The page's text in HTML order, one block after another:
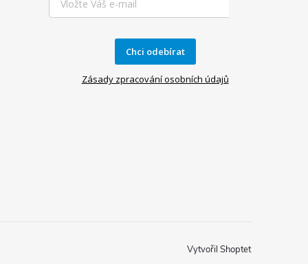
Chci odebírat
Zásady zpracování osobních údajů
Vytvořil Shoptet